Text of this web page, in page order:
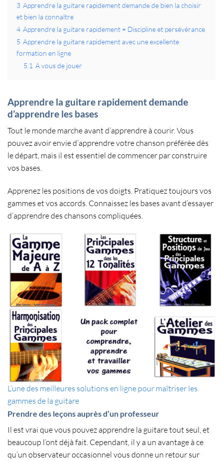
3 Apprendre la guitare rapidement demande de bien la choisir
et bien la connaître
4 Apprendre la guitare rapidement = Discipline et persévérance
5 Apprendre la guitare rapidement avec une excellente
formation en ligne
5.1 A vous de jouer
Apprendre la guitare rapidement demande
d’apprendre les bases
Tout le monde marche avant d’apprendre à courir. Vous
pouvez avoir envie d’apprendre votre chanson préféréedès
le départ, mais il est essentiel de commencer par construire
vos bases.
Apprenez les positions de vos doigts . Pratiquez toujours vos
gammes et vos accords . Connaissez les bases avant d’essayer
d’apprendre des chansons compliquées.
L’une des meilleures solutions en ligne pour maîtriser les
gammes de la guitare
Prendre des leçons auprès d’un professeur
Il est vrai que vous pouvezapprendre la guitare tout seul , et
beaucoup l’ont déjà fait. Cependant, il y a un avantage à ce
qu’un observateur occasionnel vous donne un retour sur